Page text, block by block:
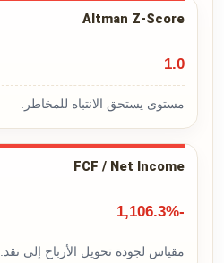
Altman Z-Score
1.0
مستوى يستحق الانتباه للمخاطر.
FCF / Net Income
-1,106.3%
مقياس لجودة تحويل الأرباح إلى نقد.